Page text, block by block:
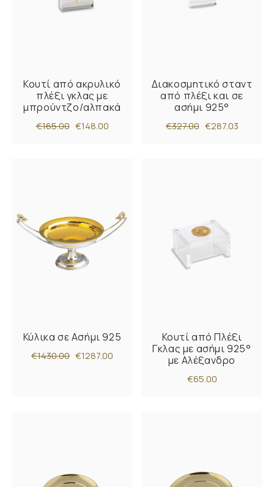
Κουτί από ακρυλικό
πλέξι γκλας με
μπρούντζο/αλπακά
€165.00 €148.00
Διακοσμητικό σταντ
από πλέξι και σε
ασήμι 925°
€327.00 €287.03
Κύλικα σε Ασήμι 925
€1430.00 €1287.00
Κουτί από Πλέξι
Γκλας με ασήμι 925°
με Αλέξανδρο
€65.00